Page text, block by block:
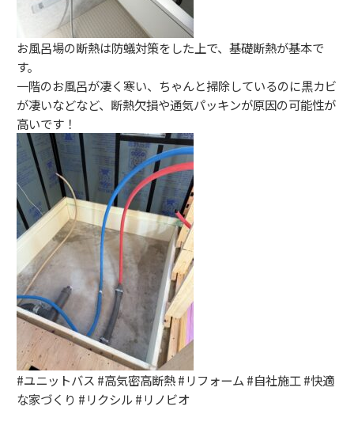
お風呂場の断熱は防蟻対策をした上で、基礎断熱が基本で
す。
一階のお風呂が凄く寒い、ちゃんと掃除しているのに黒カビ
が凄いなどなど、断熱欠損や通気パッキンが原因の可能性が
高いです！
#ユニットバス #高気密高断熱 #リフォーム #自社施工 #快適
な家づくり #リクシル #リノビオ